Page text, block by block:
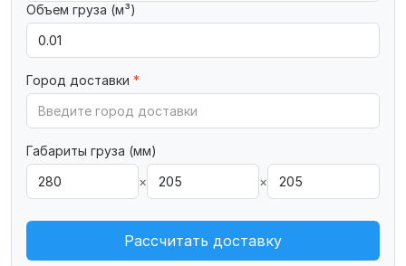
Объем груза (м³)
Город доставки *
Габариты груза (мм)
×
×
Рассчитать доставку